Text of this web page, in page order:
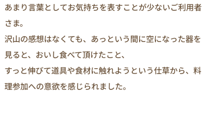
あまり言葉としてお気持ちを表すことが少ないご利用者
さま。
沢山の感想はなくても、あっという間に空になった器を
見ると、おいし食べて頂けたこと、
すっと伸びて道具や食材に触れようという仕草から、料
理参加への意欲を感じられました。